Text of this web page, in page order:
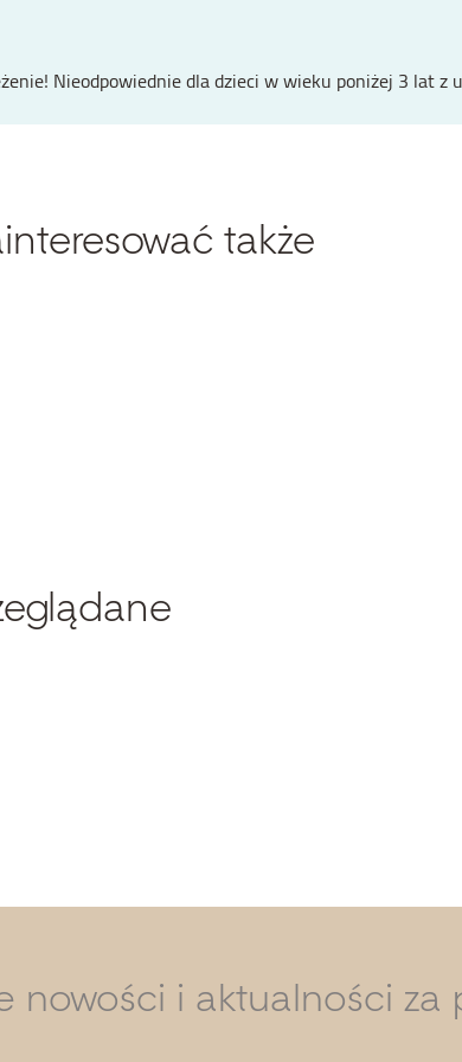
Nieodpowiednie dla dzieci w wieku poniżej 3 lat z
także
nowości i aktualności